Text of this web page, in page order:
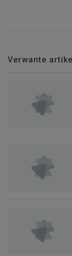
Verwante